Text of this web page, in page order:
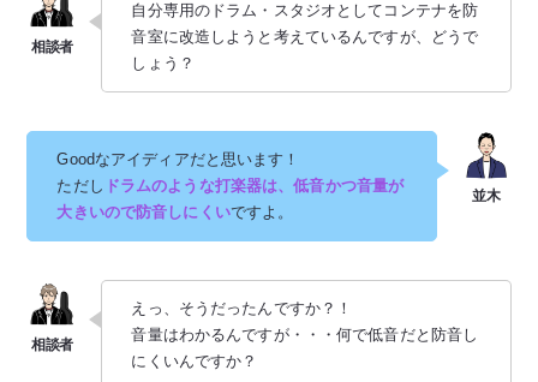
自分専用のドラム・スタジオとしてコンテナを防
音室に改造しようと考えているんですが、どうで
しょう？
Goodなアイディアだと思います！
ただし ドラムのような打楽器は、低音かつ音量が
大きいので防音しにくいですよ。
えっ、そうだったんですか？！
音量はわかるんですが・・・何で低音だと防音し
にくいんですか？